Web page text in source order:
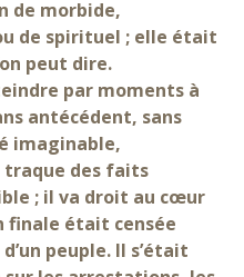
de morbide,
de spirituel ; elle était
peut dire.
par moments à
antécédent, sans
imaginable,
traque des faits
; il va droit au cœur
finale était censée
peuple. Il s’était